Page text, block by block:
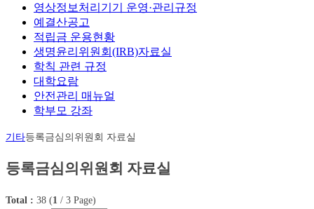
영상정보처리기기 운영·관리규정
예결산공고
적립금 운용현황
생명윤리위원회(IRB)자료실
학칙 관련 규정
대학요람
안전관리 매뉴얼
학부모 강좌
기타등록금심의위원회 자료실
등록금심의위원회 자료실
Total : 38 (1 / 3 Page)